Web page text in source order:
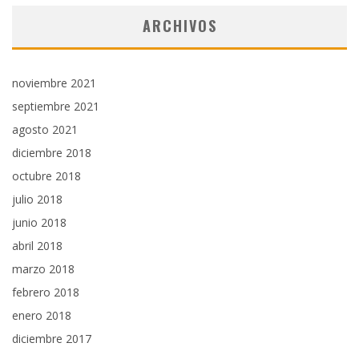
ARCHIVOS
noviembre 2021
septiembre 2021
agosto 2021
diciembre 2018
octubre 2018
julio 2018
junio 2018
abril 2018
marzo 2018
febrero 2018
enero 2018
diciembre 2017